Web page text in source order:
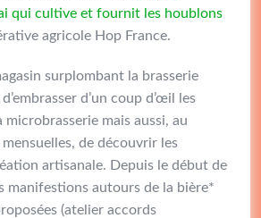
qui cultive et fournit les houblons
agricole Hop France.
surplombant la brasserie
d’un coup d’œil les
mais aussi, au
de découvrir les
artisanale. Depuis le début de
manifestions autours de la bière*
(atelier accords